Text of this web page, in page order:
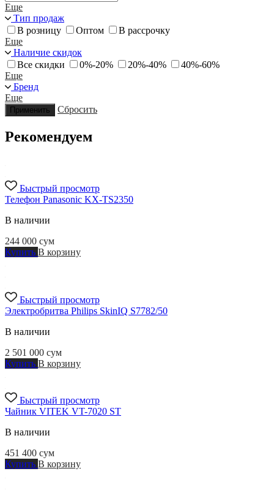
Еще
Тип продаж
В розницу
Оптом
В рассрочку
Еще
Наличие скидок
Все скидки
0%-20% 20%-40%
40%-60%
Еще
Бренд
Еще
Применить Сбросить
Рекомендуем
Быстрый просмотр
Телефон Panasonic KX-TS2350
В наличии
244 000 сум
Купить В корзину
Быстрый просмотр
Электробритва Philips SkinIQ S7782/50
В наличии
2 501 000 сум
Купить В корзину
Быстрый просмотр
Чайник VITEK VT-7020 ST
В наличии
451 400 сум
Купить В корзину